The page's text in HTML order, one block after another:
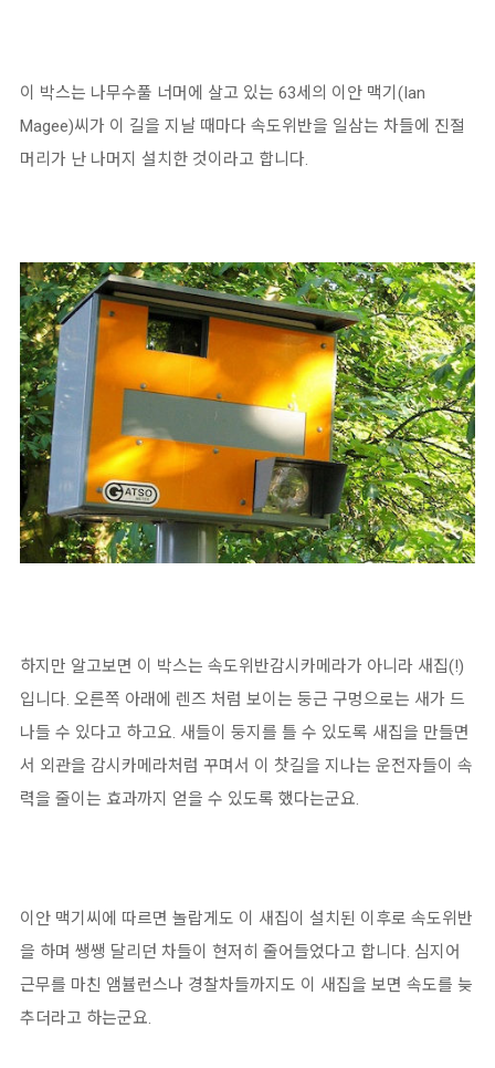
이 박스는 나무수풀 너머에 살고 있는 63세의 이안 맥기(Ian
Magee)씨가 이 길을 지날 때마다 속도위반을 일삼는 차들에 진절
머리가 난 나머지 설치한 것이라고 합니다.
하지만 알고보면 이 박스는 속도위반감시카메라가 아니라 새집(!)
입니다. 오른쪽 아래에 렌즈 처럼 보이는 둥근 구멍으로는 새가 드
나들 수 있다고 하고요. 새들이 둥지를 틀 수 있도록 새집을 만들면
서 외관을 감시카메라처럼 꾸며서 이 찻길을 지나는 운전자들이 속
력을 줄이는 효과까지 얻을 수 있도록 했다는군요.
이안 맥기씨에 따르면 놀랍게도 이 새집이 설치된 이후로 속도위반
을 하며 쌩쌩 달리던 차들이 현저히 줄어들었다고 합니다. 심지어
근무를 마친 앰뷸런스나 경찰차들까지도 이 새집을 보면 속도를 늦
추더라고 하는군요.